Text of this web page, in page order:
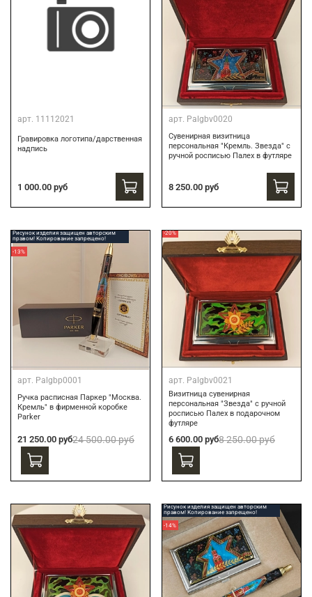
арт. 11112021
Гравировка логотипа/дарственная
надпись
1 000.00 руб
арт. Palgbv0020
Сувенирная визитница
персональная "Кремль. Звезда" с
ручной росписью Палех в футляре
8 250.00 руб
Рисунок изделия защищен авторским
правом! Копирование запрещено!
-13%
арт. Palgbp0001
Ручка расписная Паркер "Москва.
Кремль" в фирменной коробке
Parker
21 250.00 руб24 500.00 руб
-20%
арт. Palgbv0021
Визитница сувенирная
персональная "Звезда" с ручной
росписью Палех в подарочном
футляре
6 600.00 руб8 250.00 руб
Рисунок изделия защищен авторским
правом! Копирование запрещено!
-14%